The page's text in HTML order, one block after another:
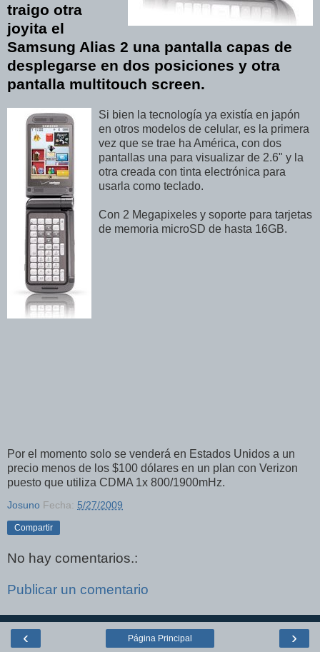
traigo otra
joyita el
Samsung Alias 2 una pantalla capas de
desplegarse en dos posiciones y otra
pantalla multitouch screen.
Si bien la tecnología ya existía en japón
en otros modelos de celular, es la primera
vez que se trae ha América, con dos
pantallas una para visualizar de 2.6" y la
otra creada con tinta electrónica para
usarla como teclado.
Con 2 Megapixeles y soporte para tarjetas
de memoria microSD de hasta 16GB.
Por el momento solo se venderá en Estados Unidos a un
precio menos de los $100 dólares en un plan con Verizon
puesto que utiliza CDMA 1x 800/1900mHz.
Josuno Fecha: 5/27/2009
Compartir
No hay comentarios.:
Publicar un comentario
‹ ›
Página Principal